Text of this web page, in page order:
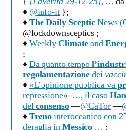
♦ @info-it };
♦The Daily ScepticNews
@lockdownsceptics ;
♦WeeklyClimateand
;
♦Da quanto tempo
regolamentazionedei
♦ «L’opinione pubblica va
repressione» …, il caso
delconsenso—@CaTor—
♦Trenointeroceanico con
deraglia inMessico … ;